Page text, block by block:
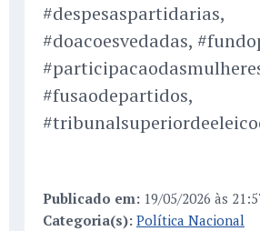
#despesaspartidarias,
#doacoesvedadas,
#fusaodepartidos,
Publicado em: 19/05/2026 às
Categoria(s): Política Nacional